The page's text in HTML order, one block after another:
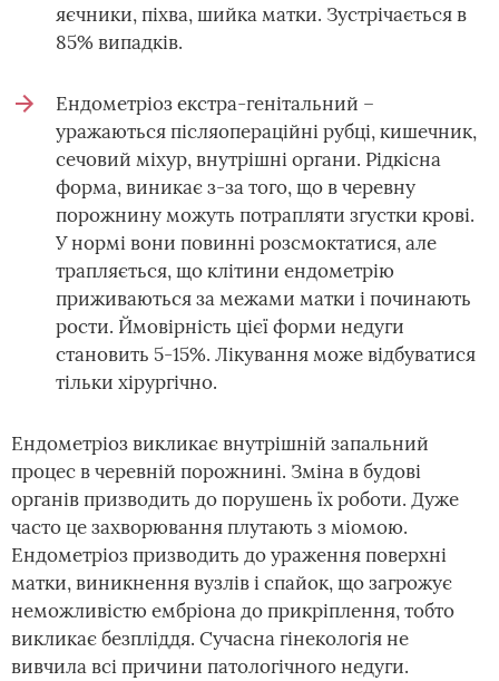
яєчники, піхва, шийка матки. Зустрічається в
85% випадків.
Ендометріоз екстра-генітальний –
уражаються післяопераційні рубці, кишечник,
сечовий міхур, внутрішні органи. Рідкісна
форма, виникає з-за того, що в черевну
порожнину можуть потрапляти згустки крові.
У нормі вони повинні розсмоктатися, але
трапляється, що клітини ендометрію
приживаються за межами матки і починають
рости. Ймовірність цієї форми недуги
становить 5-15%. Лікування може відбуватися
тільки хірургічно.
Ендометріоз викликає внутрішній запальний
процес в черевній порожнині. Зміна в будові
органів призводить до порушень їх роботи. Дуже
часто це захворювання плутають з міомою.
Ендометріоз призводить до ураження поверхні
матки, виникнення вузлів і спайок, що загрожує
неможливістю ембріона до прикріплення, тобто
викликає безпліддя. Сучасна гінекологія не
вивчила всі причини патологічного недуги.